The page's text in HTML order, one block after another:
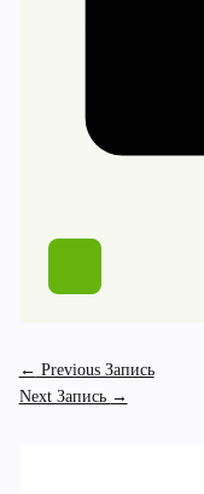
← Previous Запись
Next Запись →